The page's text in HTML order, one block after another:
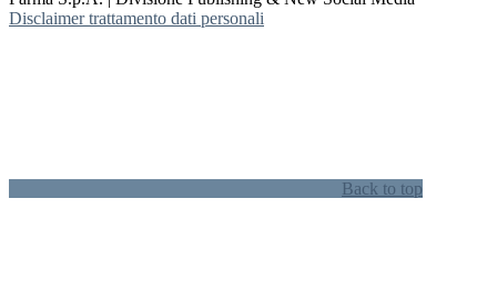
Disclaimer trattamento dati personali
Back to top